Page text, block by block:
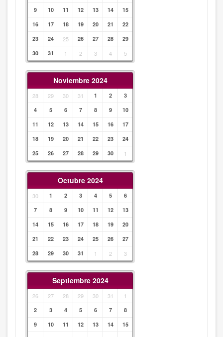
9
10 11 12 13 14
15
16
17 18 19 20 21
22
23
24 25 26 27 28
29
30
31 1 2 3 4 5
Noviembre 2024
28 29 30 31 1 2
3
4
5 6 7 8 9
10
11
12 13 14 15 16
17
18
19 20 21 22 23
24
25
26 27 28 29 30 1
Octubre 2024
30 1 2 3 4 5
6
7
8 9 10 11 12
13
14
15 16 17 18 19
20
21
22 23 24 25 26
27
28
29 30 31 1 2 3
Septiembre 2024
26 27 28 29 30 31 1
2 3 4 5 6 7
8
9
10 11 12 13 14
15